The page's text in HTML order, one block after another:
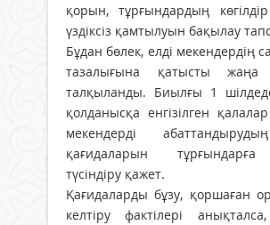
қорын, тұрғындардың
үздіксіз қамтылуын бақылау
Бұдан бөлек, елді мекендердің
тазалығына қатысты жаңа
талқыланды. Биылғы 1
қолданысқа енгізілген
мекендерді
қағидаларын
түсіндіру қажет.
Қағидаларды бұзу, қоршаған
келтіру фактілері